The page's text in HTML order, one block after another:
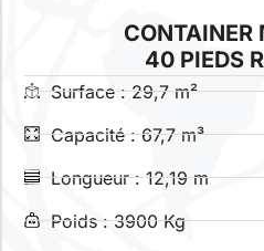
CONTAINER
40 PIEDS
Surface : 29,7 m²
Capacité : 67,7 m³
Longueur : 12,19 m
Poids : 3900 Kg